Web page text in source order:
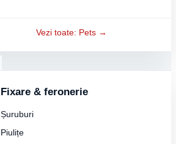
Vezi toate: Pets →
Fixare & feronerie
Șuruburi
Piulițe